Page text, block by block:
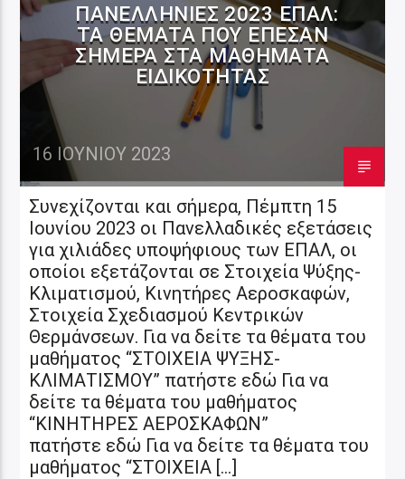
ΠΑΝΕΛΛΉΝΙΕΣ 2023 ΕΠΑΛ:
ΤΑ ΘΈΜΑΤΑ ΠΟΥ ΈΠΕΣΑΝ
ΣΉΜΕΡΑ ΣΤΑ ΜΑΘΉΜΑΤΑ
ΕΙΔΙΚΌΤΗΤΑΣ
16 ΙΟΥΝΊΟΥ 2023
Συνεχίζονται και σήμερα, Πέμπτη 15
Ιουνίου 2023 οι Πανελλαδικές εξετάσεις
για χιλιάδες υποψήφιους των ΕΠΑΛ, οι
οποίοι εξετάζονται σε Στοιχεία Ψύξης-
Κλιματισμού, Κινητήρες Αεροσκαφών,
Στοιχεία Σχεδιασμού Κεντρικών
Θερμάνσεων. Για να δείτε τα θέματα του
μαθήματος “ΣΤΟΙΧΕΙΑ ΨΥΞΗΣ-
ΚΛΙΜΑΤΙΣΜΟΥ” πατήστε εδώ Για να
δείτε τα θέματα του μαθήματος
“ΚΙΝΗΤΗΡΕΣ ΑΕΡΟΣΚΑΦΩΝ”
πατήστε εδώ Για να δείτε τα θέματα του
μαθήματος “ΣΤΟΙΧΕΙΑ […]